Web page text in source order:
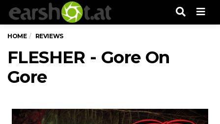
HOME REVIEWS
FLESHER - Gore On
Gore